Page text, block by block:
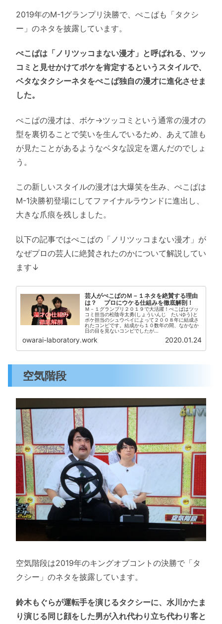
2019年のM-1グランプリ決勝で、ぺこぱも「タクシ
ー」のネタを披露しています。
ぺこぱは「ノリツッコまない漫才」と呼ばれる、ツッ
コミと見せかけてボケを肯定するというスタイルで、
ベタなタクシーネタをぺこぱ独自の漫才に進化させま
した。
ぺこぱの漫才は、ボケ→ツッコミという通常の漫才の
型を裏切ることで笑いを生んでいるため、あえて誰も
が見たことがあるようなベタな設定を選んだのでしょ
う。
この新しいスタイルの漫才は大爆笑を生み、ぺこぱは
M-1決勝初登場にしてファイナルラウンドに進出し、
大きな爪痕を残しました。
以下の記事ではぺこぱの「ノリツッコまない漫才」が
なぜプロの芸人に絶賛されたのかについて解説してい
ます↓
芸人がぺこぱのＭ－１ネタを絶賛する理由
は？ プロにウケる仕組みを徹底解剖！
Ｍ－１グランプリ２０１９で大活躍！ぺこぱはツッ
コミ担当の松陰寺太勇(しょういんじ たいゆう)と
ボケ担当のシュウペイによって２００８年に結成さ
れたコンビです。結成から１０数年の間、なかなか
日の目を見ないコンビでしたが...
owarai-laboratory.work 2020.01.24
空気階段
空気階段は2019年のキングオブコントの決勝で「タ
クシー」のネタを披露しています。
鈴木もぐらが運転手を演じるタクシーに、水川かたま
り演じる同じ顔をした男が入れ代わり立ち代わり客と